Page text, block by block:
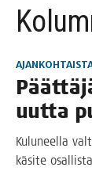
uut­ta
Kulu­neel­la
käsi­te